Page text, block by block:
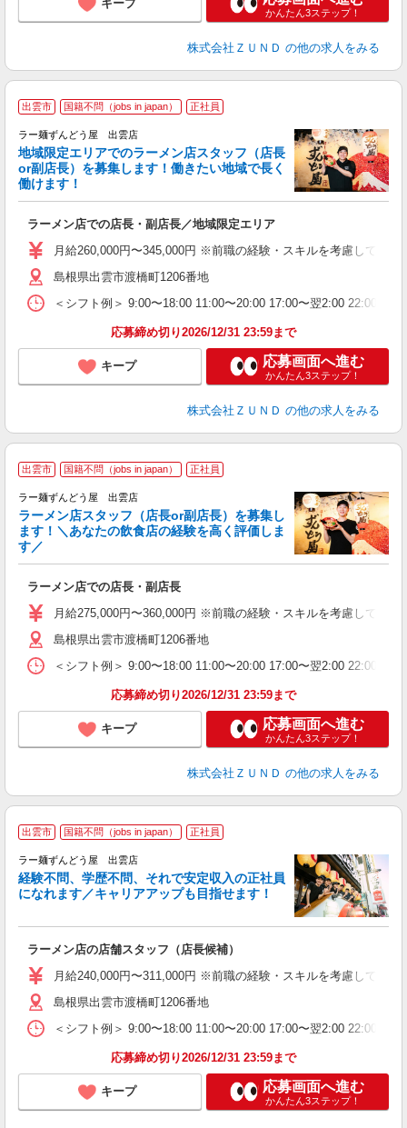
キープ
かんたん3ステップ！
株式会社ＺＵＮＤ の他の求人をみる
出雲市 国籍不問（jobs in japan） 正社員
ラー麺ずんどう屋 出雲店
地域限定エリアでのラーメン店スタッフ（店長
or副店長）を募集します！働きたい地域で長く
働けます！
ラーメン店での店長・副店長／地域限定エリア
月給260,000円〜345,000円 ※前職の経験・スキルを考慮して給
島根県出雲市渡橋町1206番地
＜シフト例＞ 9:00〜18:00 11:00〜20:00 17:00〜翌2:00 22:00〜
応募締め切り2026/12/31 23:59まで
キープ 応募画面へ進む
かんたん3ステップ！
株式会社ＺＵＮＤ の他の求人をみる
出雲市 国籍不問（jobs in japan） 正社員
ラー麺ずんどう屋 出雲店
ラーメン店スタッフ（店長or副店長）を募集し
ます！＼あなたの飲食店の経験を高く評価しま
す／
ラーメン店での店長・副店長
月給275,000円〜360,000円 ※前職の経験・スキルを考慮して給
島根県出雲市渡橋町1206番地
＜シフト例＞ 9:00〜18:00 11:00〜20:00 17:00〜翌2:00 22:00〜
応募締め切り2026/12/31 23:59まで
キープ 応募画面へ進む
かんたん3ステップ！
株式会社ＺＵＮＤ の他の求人をみる
出雲市 国籍不問（jobs in japan） 正社員
ラー麺ずんどう屋 出雲店
経験不問、学歴不問、それで安定収入の正社員
になれます／キャリアアップも目指せます！
ラーメン店の店舗スタッフ（店長候補）
月給240,000円〜311,000円 ※前職の経験・スキルを考慮して給
島根県出雲市渡橋町1206番地
＜シフト例＞ 9:00〜18:00 11:00〜20:00 17:00〜翌2:00 22:00〜
応募締め切り2026/12/31 23:59まで
キープ 応募画面へ進む
かんたん3ステップ！